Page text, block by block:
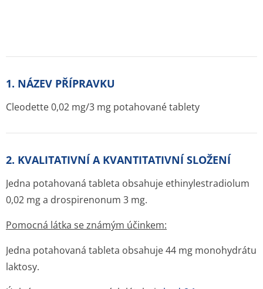
1. NÁZEV PŘÍPRAVKU
Cleodette 0,02 mg/3 mg potahované tablety
2. KVALITATIVNÍ A KVANTITATIVNÍ SLOŽENÍ
Jedna potahovaná tableta obsahuje ethinylestradiolum
0,02 mg a drospirenonum 3 mg.
Pomocná látka se známým účinkem:
Jedna potahovaná tableta obsahuje 44 mg monohydrátu
laktosy.